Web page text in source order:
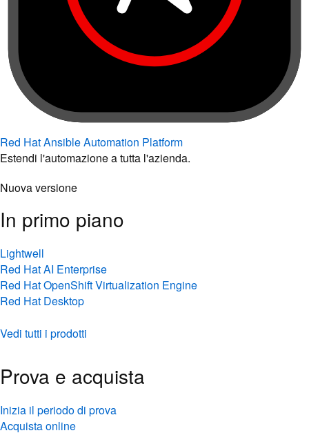
Red Hat Ansible Automation Platform
Estendi l'automazione a tutta l'azienda.
Nuova versione
In primo piano
Lightwell
Red Hat AI Enterprise
Red Hat OpenShift Virtualization Engine
Red Hat Desktop
Vedi tutti i prodotti
Prova e acquista
Inizia il periodo di prova
Acquista online